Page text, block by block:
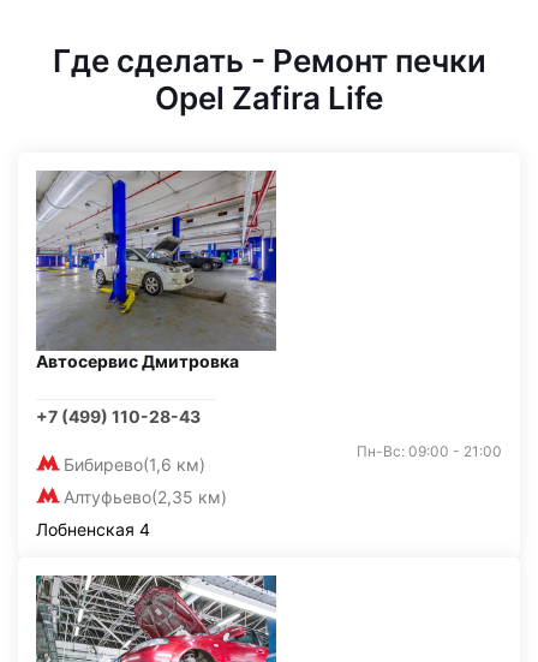
Где сделать - Ремонт печки
Opel Zafira Life
Автосервис Дмитровка
+7 (499) 110-28-43
Бибирево(1,6 км)
Алтуфьево(2,35 км)
Пн-Вс: 09:00 - 21:00
Лобненская 4